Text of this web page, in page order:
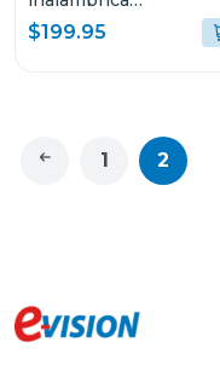
multifuncional 4110
$199.95
1 2